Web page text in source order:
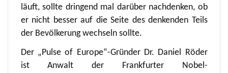
läuft, sollte dringend mal darüber nachdenken, ob
er nicht besser auf die Seite des denkenden Teils
der Bevölkerung wechseln sollte.
Der „Pulse of Europe“-Gründer Dr. Daniel Röder
ist Anwalt der Frankfurter Nobel-